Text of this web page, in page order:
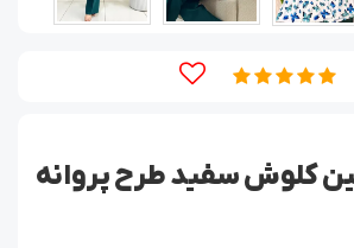
کلوش سفید طرح پروانه